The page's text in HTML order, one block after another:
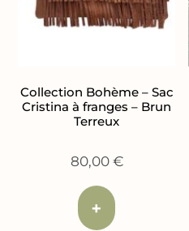
Collection Bohème – Sac
Cristina à franges – Brun
Terreux
80,00 €